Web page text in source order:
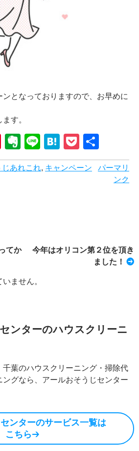
となっておりますので、お早めに
す。
Pinterest
Evernote
LineHatenaPocket
有
じあれこれ, キャンペーン
パーマリ
ンク
てか
今年はオリコン第２位を頂き
ました！
ません。
ンターのハウスクリーニ
葉のハウスクリーニング・掃除代
グなら、アールおそうじセンター
ンターのサービス一覧は
こちら